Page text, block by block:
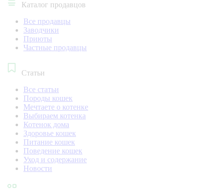
Каталог продавцов
Все продавцы
Заводчики
Приюты
Частные продавцы
Статьи
Все статьи
Породы кошек
Мечтаете о котенке
Выбираем котенка
Котенок дома
Здоровье кошек
Питание кошек
Поведение кошек
Уход и содержание
Новости